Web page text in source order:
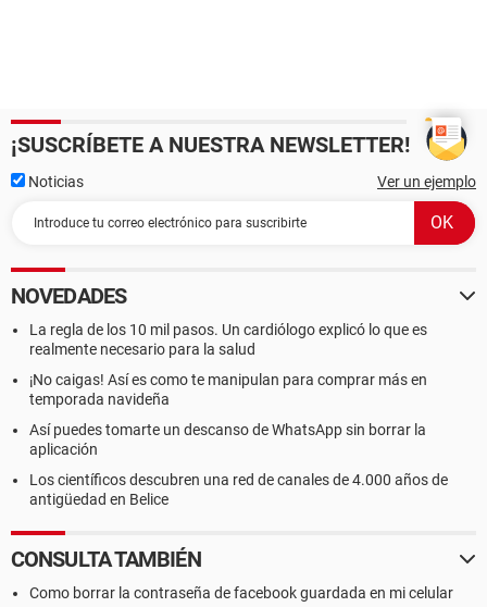
¡SUSCRÍBETE A NUESTRA NEWSLETTER!
Noticias Ver un ejemplo
NOVEDADES
La regla de los 10 mil pasos. Un cardiólogo explicó lo que es
realmente necesario para la salud
¡No caigas! Así es como te manipulan para comprar más en
temporada navideña
Así puedes tomarte un descanso de WhatsApp sin borrar la
aplicación
Los científicos descubren una red de canales de 4.000 años de
antigüedad en Belice
CONSULTA TAMBIÉN
Como borrar la contraseña de facebook guardada en mi celular